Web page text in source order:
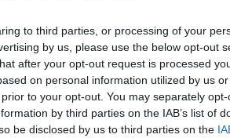
to third parties, or processing of your
by us, please use the below opt-out
after your opt-out request is processed
on personal information utilized by us
to your opt-out. You may separately
by third parties on the IAB’s list of
be disclosed by us to third parties on the
47χρονος φαίνεται πως
και προσπάθησε να
εξέταση.